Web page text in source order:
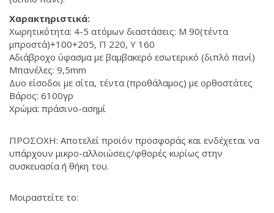
Χαρακτηριστικά:
Χωρητικότητα: 4-5 ατόμων διαστάσεις: Μ 90(τέντα
μπροστά)+100+205, Π 220, Υ 160
Αδιάβροχο ύφασμα με βαμβακερό εσωτερικό (διπλό πανί)
Μπανέλες: 9,5mm
Δυο είσοδοι με σίτα, τέντα (προθάλαμος) με ορθοστάτες
Βάρος: 6100γρ
Χρώμα: πράσινο-ασημί
ΠΡΟΣΟΧΗ: Αποτελεί προϊόν προσφοράς και ενδέχεται να
υπάρχουν μικρο-αλλοιώσεις/φθορές κυρίως στην
συσκευασία ή θήκη του.
Μοιραστείτε το: